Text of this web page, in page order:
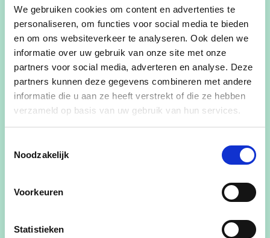
We gebruiken cookies om content en advertenties te
personaliseren, om functies voor social media te bieden
en om ons websiteverkeer te analyseren. Ook delen we
informatie over uw gebruik van onze site met onze
partners voor social media, adverteren en analyse. Deze
partners kunnen deze gegevens combineren met andere
informatie die u aan ze heeft verstrekt of die ze hebben
verzameld op basis van uw gebruik van hun services.
Noodzakelijk
Voorkeuren
Statistieken
In elke deelgemeente organiseren we een
praatcafé waar we met jou in gesprek gaan over
de toekomst van onze gemeente.
We staan even stil bij wat we realiseerden voor
Zaventem-centrum en werpen een blik op de
toekomst.
We starten om 20u stipt. Van harte welkom!
Log into Facebook to start
sharing and connecting with